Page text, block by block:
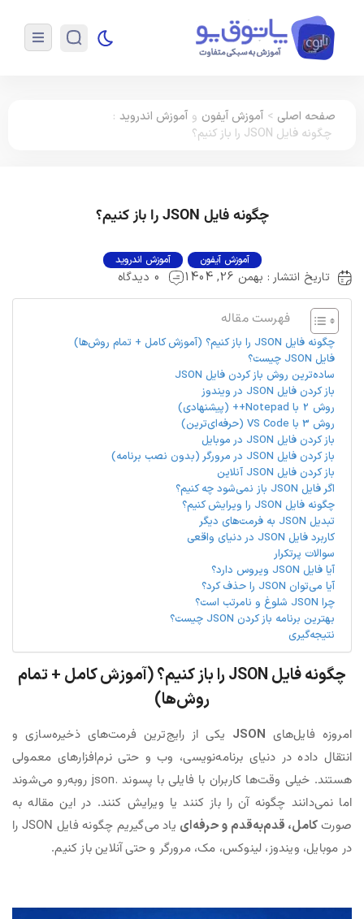
صفحه اصلی > آموزش آیفون و آموزش اندروید :
چگونه فایل JSON را باز کنیم؟
چگونه فایل JSON را باز کنیم؟
آموزش آیفون آموزش اندروید
تاریخ انتشار : بهمن 26, 1404 0 دیدگاه
فهرست مقاله
چگونه فایل JSON را باز کنیم؟ (آموزش کامل + تمام روش‌ها)
فایل JSON چیست؟
ساده‌ترین روش باز کردن فایل JSON
باز کردن فایل JSON در ویندوز
روش 2 با Notepad++ (پیشنهادی)
روش 3 با VS Code (حرفه‌ای‌ترین)
باز کردن فایل JSON در موبایل
باز کردن فایل JSON در مرورگر (بدون نصب برنامه)
باز کردن فایل JSON آنلاین
اگر فایل JSON باز نمی‌شود چه کنیم؟
چگونه فایل JSON را ویرایش کنیم؟
تبدیل JSON به فرمت‌های دیگر
کاربرد فایل JSON در دنیای واقعی
سوالات پرتکرار
آیا فایل JSON ویروس دارد؟
آیا می‌توان JSON را حذف کرد؟
چرا JSON شلوغ و نامرتب است؟
بهترین برنامه باز کردن JSON چیست؟
نتیجه‌گیری
چگونه فایل JSON را باز کنیم؟ (آموزش کامل + تمام
روش‌ها)
امروزه فایل‌های JSON یکی از رایج‌ترین فرمت‌های ذخیره‌سازی و
انتقال داده در دنیای برنامه‌نویسی، وب و حتی نرم‌افزارهای معمولی
هستند. خیلی وقت‌ها کاربران با فایلی با پسوند .json
روبه‌رو می‌شوند
اما نمی‌دانند چگونه آن را باز کنند یا ویرایش کنند. در این مقاله به
صورتکامل، قدم‌به‌قدم و حرفه‌ای
یاد می‌گیریم چگونه فایل JSON را
در موبایل، ویندوز، لینوکس، مک، مرورگر و حتی آنلاین باز کنیم.